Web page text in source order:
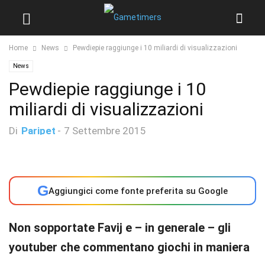
Home News Pewdiepie raggiunge i 10 miliardi di visualizzazioni
News
Pewdiepie raggiunge i 10
miliardi di visualizzazioni
Di Paripet - 7 Settembre 2015
GAggiungici come fonte preferita su Google
Non sopportate Favij e – in generale – gli
youtuber che commentano giochi in maniera